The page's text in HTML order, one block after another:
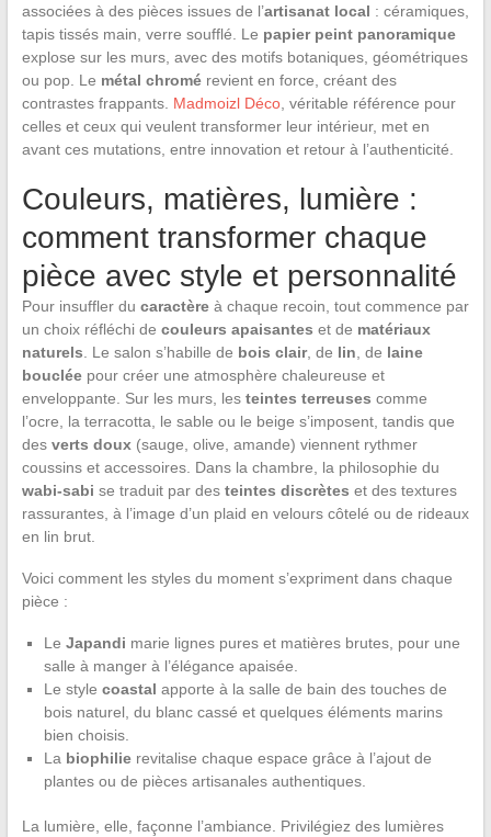
associées à des pièces issues de l’artisanat local : céramiques,
tapis tissés main, verre soufflé. Le papier peint panoramique
explose sur les murs, avec des motifs botaniques, géométriques
ou pop. Le métal chromérevient en force, créant des
contrastes frappants. Madmoizl Déco, véritable référence pour
celles et ceux qui veulent transformer leur intérieur, met en
avant ces mutations, entre innovation et retour à l’authenticité.
Couleurs, matières, lumière :
comment transformer chaque
pièce avec style et personnalité
Pour insuffler du caractèreà chaque recoin, tout commence par
un choix réfléchi de couleurs apaisantes et de matériaux
naturels . Le salon s’habille de bois clair, de lin , de laine
boucléepour créer une atmosphère chaleureuse et
enveloppante. Sur les murs, les teintes terreuses comme
l’ocre, la terracotta, le sable ou le beige s’imposent, tandis que
des verts doux(sauge, olive, amande) viennent rythmer
coussins et accessoires. Dans la chambre, la philosophie du
wabi-sabi se traduit par des teintes discrètes et des textures
rassurantes, à l’image d’un plaid en velours côtelé ou de rideaux
en lin brut.
Voici comment les styles du moment s’expriment dans chaque
pièce :
Le Japandi marie lignes pures et matières brutes, pour une
salle à manger à l’élégance apaisée.
Le style coastal apporte à la salle de bain des touches de
bois naturel, du blanc cassé et quelques éléments marins
bien choisis.
La biophilierevitalise chaque espace grâce à l’ajout de
plantes ou de pièces artisanales authentiques.
La lumière, elle, façonne l’ambiance. Privilégiez des lumières